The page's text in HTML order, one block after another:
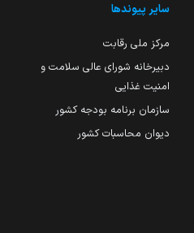
سایر پیوندها
مرکز ملی رقابت
دبیرخانه شورای عالی سلامت و
امنیت غذایی
سازمان برنامه بودجه کشور
دیوان محاسبات کشور